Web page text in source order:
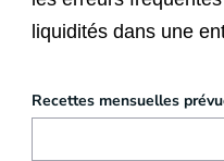
liquidités dans une
Recettes mensuelles